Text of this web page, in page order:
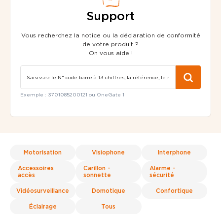
Support
Vous recherchez la notice ou la déclaration de conformité
de votre produit ?
On vous aide !
Exemple : 3701085200121 ou OneGate 1
Motorisation Visiophone Interphone
Accessoires
accès
Carillon -
sonnette
Alarme -
sécurité
Vidéosurveillance Domotique Confortique
Éclairage Tous